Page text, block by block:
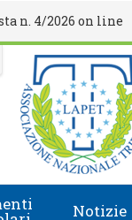
Notizie
2026 on line